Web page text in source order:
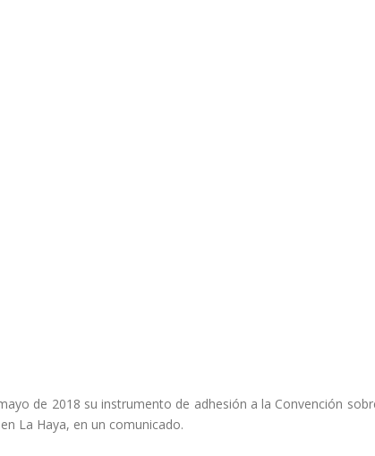
de 2018 su instrumento de adhesión a la Convención
La Haya, en un comunicado.